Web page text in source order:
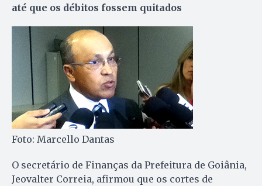
até que os débitos fossem quitados
Foto: Marcello Dantas
O secretário de Finanças da Prefeitura de Goiânia,
Jeovalter Correia, afirmou que os cortes de